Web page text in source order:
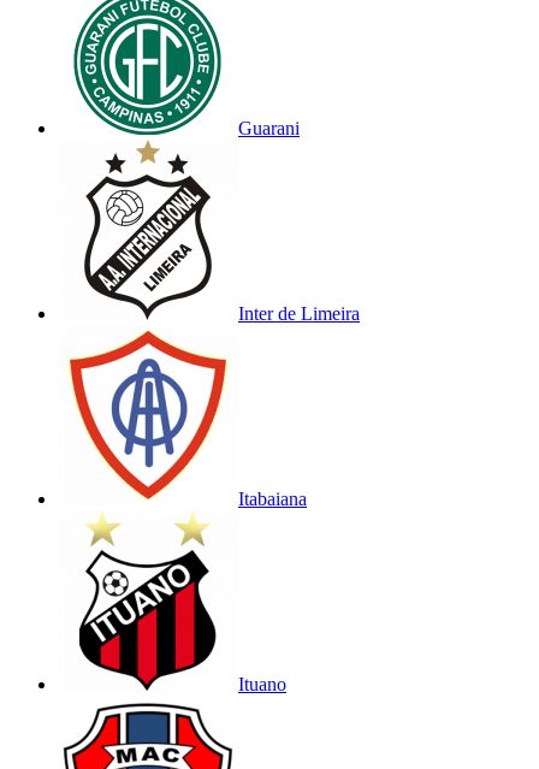
Guarani
Inter de Limeira
Itabaiana
Ituano